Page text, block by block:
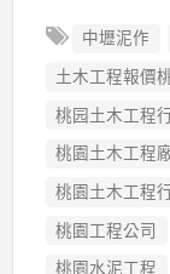
中壢泥作
土木工程報價
桃园土木工程
桃園土木工程
桃園土木工程
桃園工程公司
桃園水泥工程